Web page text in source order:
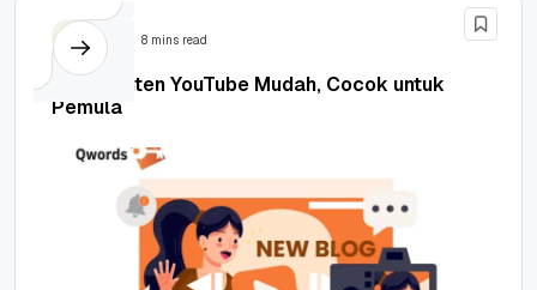
Bisnis 8 mins read
7 Ide Konten YouTube Mudah, Cocok untuk
Pemula